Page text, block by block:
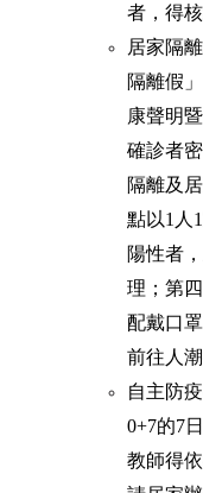
者，得核
居家隔
隔離假
康聲明
確診者
隔離及
點以1人
陽性者
理；第
配戴口
前往人
自主防
0+7的7
教師得